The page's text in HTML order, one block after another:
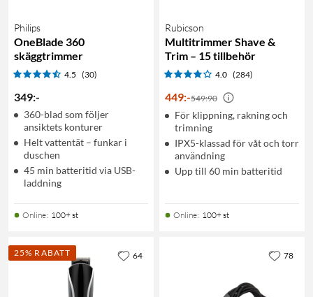
Philips
OneBlade 360
skäggtrimmer
4.5 (30)
349:-
360-blad som följer
ansiktets konturer
Helt vattentät – funkar i
duschen
45 min batteritid via USB-
laddning
Online: 100+ st
Rubicson
Multitrimmer Shave &
Trim – 15 tillbehör
4.0 (284)
449:-549:90
För klippning, rakning och
trimning
IPX5-klassad för våt och torr
användning
Upp till 60 min batteritid
Online: 100+ st
25% RABATT 64 78